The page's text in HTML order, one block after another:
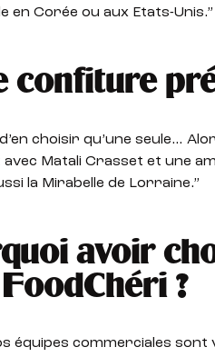
en Corée ou aux Etats-Unis.”
confiture
choisir qu’une seule…
avec Matali Crasset et une
la Mirabelle de Lorraine.”
avoir
?
équipes commerciales